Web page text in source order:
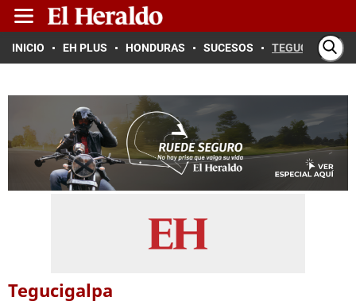
INICIO EH PLUS HONDURAS SUCESOS TEGUCIGALPA
Tegucigalpa